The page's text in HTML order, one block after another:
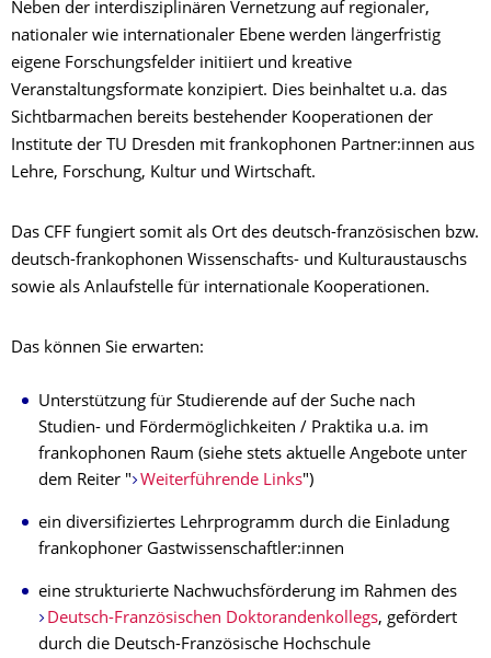
Neben der interdisziplinären Vernetzung auf regionaler,
nationaler wie internationaler Ebene werden längerfristig
eigene Forschungsfelder initiiert und kreative
Veranstaltungsformate konzipiert. Dies beinhaltet u.a. das
Sichtbarmachen bereits bestehender Kooperationen der
Institute der TU Dresden mit frankophonen Partner:innen aus
Lehre, Forschung, Kultur und Wirtschaft.
Das CFF fungiert somit als Ort des deutsch-französischen bzw.
deutsch-frankophonen Wissenschafts- und Kulturaustauschs
sowie als Anlaufstelle für internationale Kooperationen.
Das können Sie erwarten:
Unterstützung für Studierende auf der Suche nach
Studien- und Fördermöglichkeiten / Praktika u.a. im
frankophonen Raum (siehe stets aktuelle Angebote unter
dem Reiter " Weiterführende Links")
ein diversifiziertes Lehrprogramm durch die Einladung
frankophoner Gastwissenschaftler:innen
eine strukturierte Nachwuchsförderung im Rahmen des
Deutsch-Französischen Doktorandenkollegs, gefördert
durch die Deutsch-Französische Hochschule